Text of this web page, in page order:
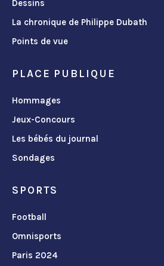
Dessins
La chronique de Philippe Dubath
Points de vue
PLACE PUBLIQUE
Hommages
Jeux-Concours
Les bébés du journal
Sondages
SPORTS
Football
Omnisports
Paris 2024